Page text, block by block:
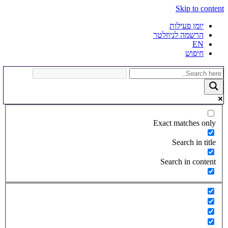
Skip to content
יומן פעילות
הרשמה לניוזלטר
EN
חיפוש
Exact matches only
Search in title
Search in content